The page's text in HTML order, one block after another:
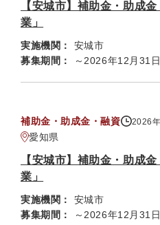
【安城市】補助金・助成
業」
実施機関：
安城市
募集期間：
～2026年12月31日
補助金・助成金・融資 2026
愛知県
【安城市】補助金・助成
業」
実施機関：
安城市
募集期間：
～2026年12月31日